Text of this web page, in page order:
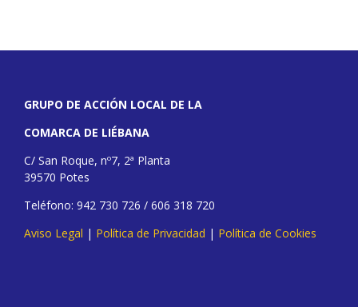
GRUPO DE ACCIÓN LOCAL DE LA
COMARCA DE LIÉBANA
C/ San Roque, nº7, 2ª Planta
39570 Potes
Teléfono: 942 730 726 / 606 318 720
Aviso Legal | Política de Privacidad | Política de Cookies